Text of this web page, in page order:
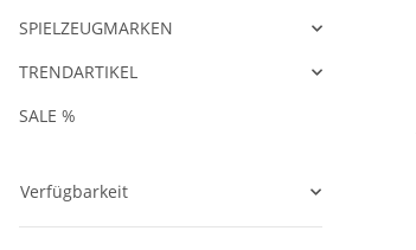
SPIELZEUGMARKEN
TRENDARTIKEL
SALE %
Verfügbarkeit